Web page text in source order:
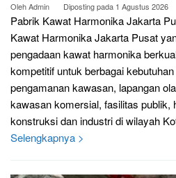
OlehAdmin Diposting pada 1 Agustus 2026
Pabrik Kawat Harmonika Jakarta
Kawat Harmonika Jakarta Pusat
pengadaan kawat harmonika
kompetitif untuk berbagai
pengamanan kawasan, lapangan
kawasan komersial, fasilitas publik,
konstruksi dan industri di wilayah
Selengkapnya >